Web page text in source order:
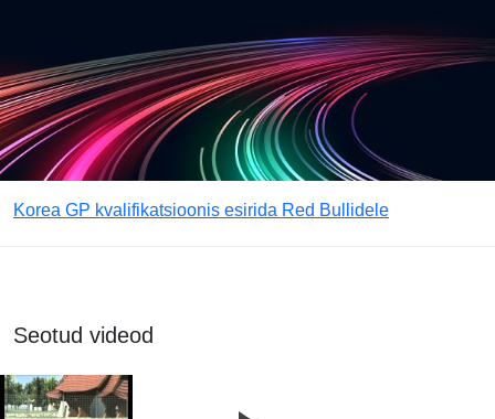
Korea GP kvalifikatsioonis esirida Red Bullidele
Seotud videod